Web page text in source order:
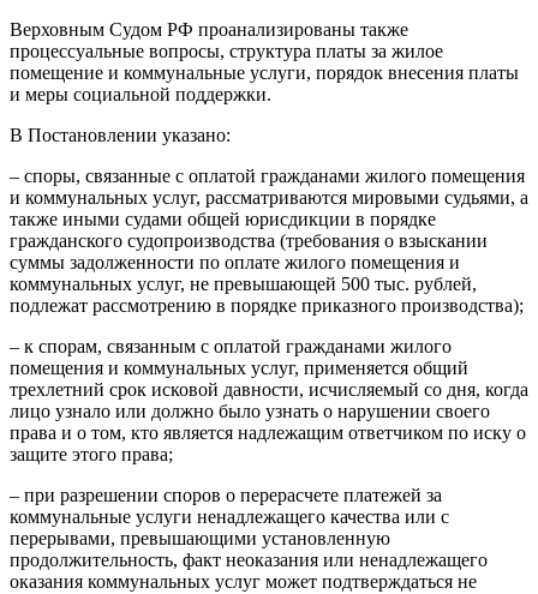
Верховным Судом РФ проанализированы также
процессуальные вопросы, структура платы за жилое
помещение и коммунальные услуги, порядок внесения платы
и меры социальной поддержки.
В Постановлении указано:
– споры, связанные с оплатой гражданами жилого помещения
и коммунальных услуг, рассматриваются мировыми судьями, а
также иными судами общей юрисдикции в порядке
гражданского судопроизводства (требования о взыскании
суммы задолженности по оплате жилого помещения и
коммунальных услуг, не превышающей 500 тыс. рублей,
подлежат рассмотрению в порядке приказного производства);
– к спорам, связанным с оплатой гражданами жилого
помещения и коммунальных услуг, применяется общий
трехлетний срок исковой давности, исчисляемый со дня, когда
лицо узнало или должно было узнать о нарушении своего
права и о том, кто является надлежащим ответчиком по иску о
защите этого права;
– при разрешении споров о перерасчете платежей за
коммунальные услуги ненадлежащего качества или с
перерывами, превышающими установленную
продолжительность, факт неоказания или ненадлежащего
оказания коммунальных услуг может подтверждаться не